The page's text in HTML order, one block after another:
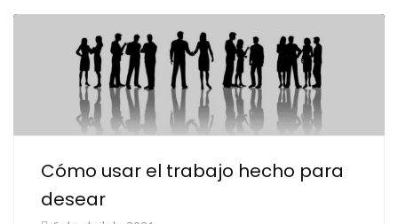
Cómo usar el trabajo hecho para
desear